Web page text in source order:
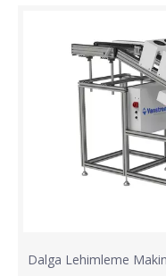
Dalga Lehimleme